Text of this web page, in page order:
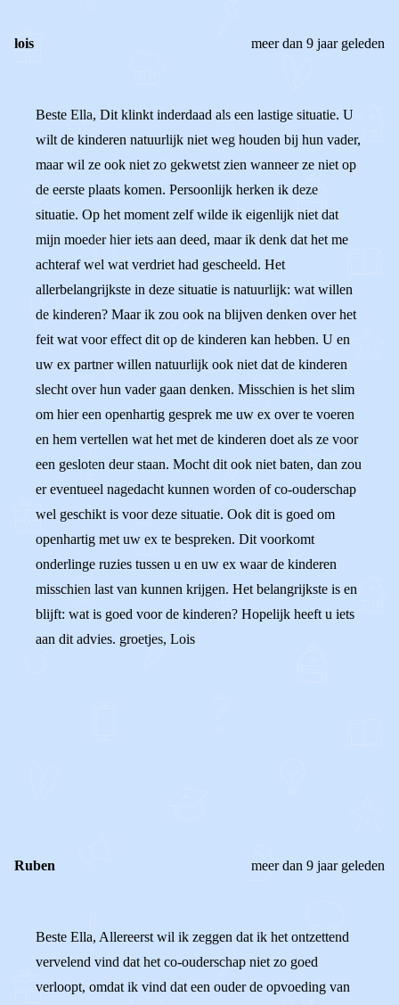
lois meer dan 9 jaar geleden
Beste Ella, Dit klinkt inderdaad als een lastige situatie. U
wilt de kinderen natuurlijk niet weg houden bij hun vader,
maar wil ze ook niet zo gekwetst zien wanneer ze niet op
de eerste plaats komen. Persoonlijk herken ik deze
situatie. Op het moment zelf wilde ik eigenlijk niet dat
mijn moeder hier iets aan deed, maar ik denk dat het me
achteraf wel wat verdriet had gescheeld. Het
allerbelangrijkste in deze situatie is natuurlijk: wat willen
de kinderen? Maar ik zou ook na blijven denken over het
feit wat voor effect dit op de kinderen kan hebben. U en
uw ex partner willen natuurlijk ook niet dat de kinderen
slecht over hun vader gaan denken. Misschien is het slim
om hier een openhartig gesprek me uw ex over te voeren
en hem vertellen wat het met de kinderen doet als ze voor
een gesloten deur staan. Mocht dit ook niet baten, dan zou
er eventueel nagedacht kunnen worden of co-ouderschap
wel geschikt is voor deze situatie. Ook dit is goed om
openhartig met uw ex te bespreken. Dit voorkomt
onderlinge ruzies tussen u en uw ex waar de kinderen
misschien last van kunnen krijgen. Het belangrijkste is en
blijft: wat is goed voor de kinderen? Hopelijk heeft u iets
aan dit advies. groetjes, Lois
Ruben meer dan 9 jaar geleden
Beste Ella, Allereerst wil ik zeggen dat ik het ontzettend
vervelend vind dat het co-ouderschap niet zo goed
verloopt, omdat ik vind dat een ouder de opvoeding van